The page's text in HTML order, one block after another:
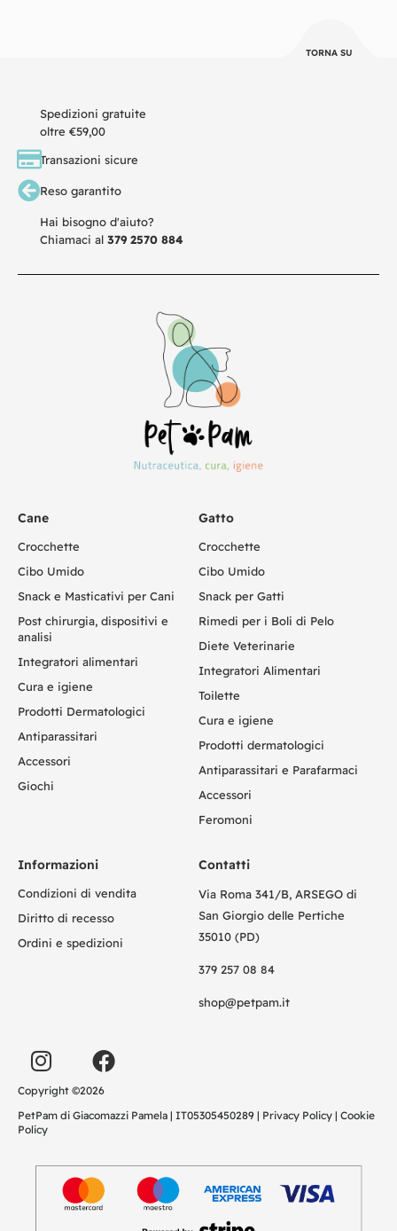
TORNA SU
Spedizioni gratuite
oltre €59,00
Transazioni sicure
Reso garantito
Hai bisogno d'aiuto?
Chiamaci al 379 2570 884
Cane
Crocchette
Cibo Umido
Snack e Masticativi per Cani
Post chirurgia, dispositivi e
analisi
Integratori alimentari
Cura e igiene
Prodotti Dermatologici
Antiparassitari
Accessori
Giochi
Gatto
Crocchette
Cibo Umido
Snack per Gatti
Rimedi per i Boli di Pelo
Diete Veterinarie
Integratori Alimentari
Toilette
Cura e igiene
Prodotti dermatologici
Antiparassitari e Parafarmaci
Accessori
Feromoni
Informazioni
Condizioni di vendita
Diritto di recesso
Ordini e spedizioni
Contatti
Via Roma 341/B, ARSEGO di
San Giorgio delle Pertiche
35010 (PD)
379 257 08 84
shop@petpam.it
Copyright ©2026
PetPam di Giacomazzi Pamela | IT05305450289 | Privacy Policy | Cookie
Policy